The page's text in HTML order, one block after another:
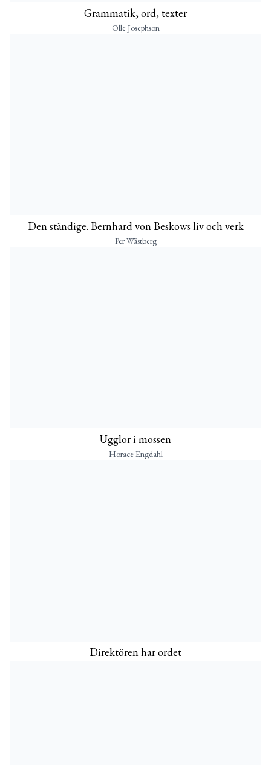
Grammatik, ord, texter
Olle Josephson
Den ständige. Bernhard von Beskows liv och verk
Per Wästberg
Ugglor i mossen
Horace Engdahl
Direktören har ordet